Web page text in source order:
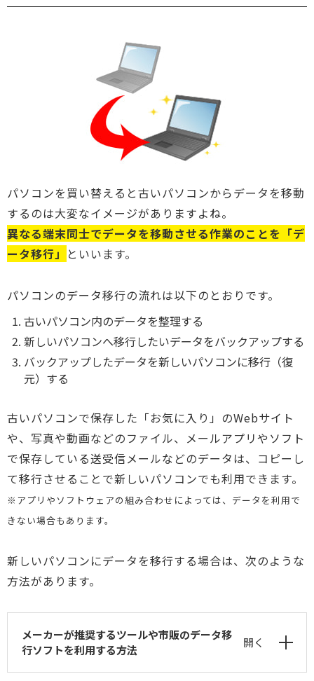
パソコンを買い替えると古いパソコンからデータを移動
するのは大変なイメージがありますよね。
異なる端末同士でデータを移動させる作業のことを「デ
ータ移行」 といいます。
パソコンのデータ移行の流れは以下のとおりです。
古いパソコン内のデータを整理する
新しいパソコンへ移行したいデータをバックアップする
バックアップしたデータを新しいパソコンに移行（復
元）する
古いパソコンで保存した「お気に入り」のWebサイト
や、写真や動画などのファイル、メールアプリやソフト
で保存している送受信メールなどのデータは、コピーし
て移行させることで新しいパソコンでも利用できます。
※アプリやソフトウェアの組み合わせによっては、データを利用で
きない場合もあります。
新しいパソコンにデータを移行する場合は、次のような
方法があります。
メーカーが推奨するツールや市販のデータ移
行ソフトを利用する方法
開く